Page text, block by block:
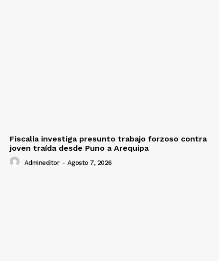
Fiscalía investiga presunto trabajo forzoso contra
joven traída desde Puno a Arequipa
Admineditor - Agosto 7, 2026